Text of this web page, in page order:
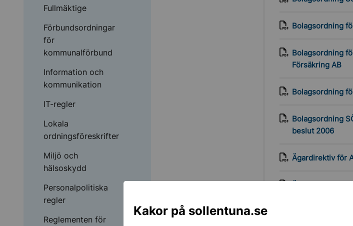
Kakor på sollentuna.se
Fullmäktige
Förbundsordningar
för
kommunalförbund
Information och
kommunikation
IT-regler
Lokala
ordningsföreskrifter
Miljö och
hälsoskydd
Personalpolitiska
regler
Reglementen för
Bolagsordning
Bolagsordning
Försäkring AB
Bolagsordning
Bolagsordning
beslut 2006
Ägardirektiv för